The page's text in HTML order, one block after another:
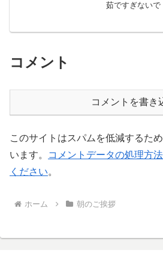
茹ですぎないで
コメント
コメントを書き
このサイトはスパムを低減するた
います。
コメントデータの処理方
ください。
ホーム 朝のご挨拶